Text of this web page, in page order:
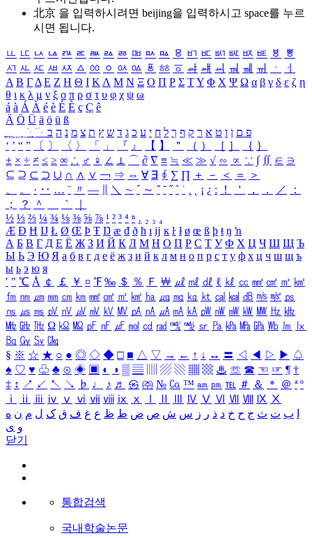
北京 을 입력하시려면 beijing을 입력하시고 space를 누르
시면 됩니다.
ㅥ ㅦ ㅧ ㅨ ㅩ ㅪ ㅫ ㅬ ㅭ ㅮ ㅯ ㅰ ㅱ ㅲ ㅳ ㅴ ㅵ ㅶ ㅷ ㅸ
ㅹ
ㅺ ㅻ ㅼ ㅽ ㅾ ㅿ ㆀ ㆁ ㆂ ㆃ ㆄ ㆅ ㆆ ㆇ ㆈ ㆉ ㆊ ㆋ ㆌ ㆍ
ㆎ
Α Β ΓΔ Ε Ζ Η Θ Ι ΚΛ Μ Ν Ξ Ο Π Ρ Σ ΤΥ Φ Χ Ψ Ω α β γ δ ε ζ η
θ ι κ λ μ ν ξ ο π ρ σ τ υ φ χ ψ ω
á à Á À é è É È ç Ç ê
Ä Ö Ü ä ö ü ß
ִֶֹ ֻּ ׁׂ פ ם ן ו ט א ר ק ף ך ל ח י ע כ ג ד ש ץ ת צ מ נ ה ב
‘ ’ “ ” 〔 〕 〈 〉 「 」 『 』 【 】 ＂ （ ） ［ ］ ｛ ｝
± × ÷ ≠ ≤ ≥ ∞ ∴ ♂ ♀ ∠ ⊥ ⌒ ∂ ∇ ≡ ≒ ≪ ≫ √ ∽ ∝ ∵ ∫ ∬ ∈ ∋
⊆ ⊇ ⊂ ⊃ ∪ ∩ ∧ ∨ ￢ ⇒ ⇔ ∀ ∃ ∮ ∑ ∏ ＋ － ＜ ＝
＞
、
。 · ‥ … ¨ 〃 ― ＼ ∼ ´ ～ ˇ ˘ ˝ ˚ ˙ ¸ ¡ ¿ ː ！ ＇ ， ． ／
：
；
？ ＾ ｀
½ ⅓ ⅔ ¼ ¾ ⅛ ⅜ ⅝ ⅞ ¹ ² ³ ⁴ ⁿ ₁ ₂ ₃ ₄
Æ Ð Ħ Ĳ Ł Ø Œ Þ Ŧ Ŋ æ đ ð ħ ı ĳ ĸ ŀ ł ø œ ß þ ŧ ŋ ŉ
А Б В Г Д Е Ё Ж З И Й К Л М Н О П Р С Т У Ф Х Ц Ч Ш Щ Ъ
Ы Ь Э Ю Я а б в г д е ё ж з и й к л м н о п р с т у ф х ц ч ш щ ъ
ы ь э ю я
′ ″ ℃ Å ￠ ￡ ￥ ¤ ℉ ‰ ＄ ％ Ｆ ￦ ㎕ ㎖ ㎗ ℓ ㎘ ㏄ ㎣ ㎤ ㎥ ㎦
㎙ ㎚ ㎛ ㎜ ㎝ ㎞ ㎟ ㎠ ㎡ ㎢ ㏊ ㎍ ㎎ ㎏ ㏏ ㎈ ㎉ ㏈ ㎧ ㎨ ㎰
㎱ ㎲ ㎳ ㎴ ㎵ ㎶ ㎷ ㎸ ㎹ ㎀ ㎁ ㎂ ㎃ ㎄ ㎺ ㎻ ㎽ ㎾ ㎿ ㎐ ㎑
㎒ ㎓ ㎔ Ω ㏀ ㏁ ㎊ ㎋ ㎌ ㏖ ㏅ ㎭ ㎮ ㎯ ㏛ ㎩ ㎪ ㎫ ㎬ ㏝ ㏐
㏓
㏃ ㏉ ㏜ ㏆
§ ※ ☆ ★ ○ ● ◎ ◇ ◆ □ ■ △ ▽ → ← ↑ ↓ ↔ 〓 ◁ ◀ ▷ ▶ ♤
♠ ♡ ♥ ♧ ♣ ⊙ ◈ ▣ ◐ ◑ ▒ ▤ ▨ ▧ ▦ ▩ ♨ ☏ ☎ ☜ ☞ ¶ †
‡ ↕ ↗ ↙ ↖ ↘ ♭ ♩ ♪ ♬ ㉿ ㈜ № ㏇ ™ ㏂ ㏘ ℡ ＃ ＆ ＊ ＠ ª º
ⅰ
ⅱ ⅲ ⅳ ⅴ ⅵ ⅶ ⅷ ⅸ ⅹ Ⅳ Ⅴ Ⅵ Ⅶ Ⅷ Ⅸ Ⅹ
ب ت ث ج ح خ د ذ ر ز س ش ص ض ط ظ ع غ ف ق ک ل م ن ه
و ی
닫기
통합검색
국내학술논문